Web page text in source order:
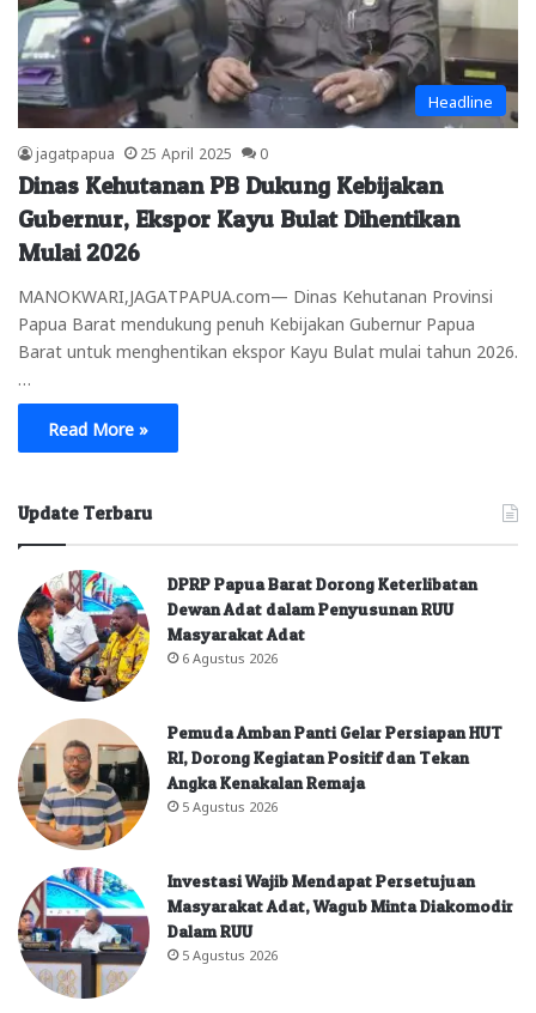
Headline
jagatpapua 25 April 2025 0
Dinas Kehutanan PB Dukung Kebijakan
Gubernur, Ekspor Kayu Bulat Dihentikan
Mulai 2026
MANOKWARI,JAGATPAPUA.com— Dinas Kehutanan Provinsi
Papua Barat mendukung penuh Kebijakan Gubernur Papua
Barat untuk menghentikan ekspor Kayu Bulat mulai tahun 2026.
Read More »
Update Terbaru
DPRP Papua Barat Dorong Keterlibatan
Dewan Adat dalam Penyusunan RUU
Masyarakat Adat
6 Agustus 2026
Pemuda Amban Panti Gelar Persiapan HUT
RI, Dorong Kegiatan Positif dan Tekan
Angka Kenakalan Remaja
5 Agustus 2026
Investasi Wajib Mendapat Persetujuan
Masyarakat Adat, Wagub Minta Diakomodir
Dalam RUU
5 Agustus 2026